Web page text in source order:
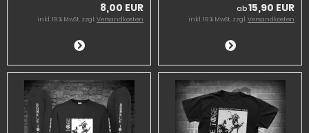
8,00 EUR
inkl. 19 % MwSt. zzgl.Versandkosten
ab15,90 EUR
inkl. 19 % MwSt. zzgl.Versandkosten